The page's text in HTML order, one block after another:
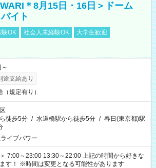
＊8月15日・16日＞ドーム
イト
験OK 社会人未経験OK
大学生歓迎
途支給あり
（規定有り）
徒歩5分 / 水道橋駅から徒歩5分 / 春日(東京都)駅
イブパワー
～23:00 13:30～22:00 上記の時間から好きな
す！ ※時間は変更となる可能性があります